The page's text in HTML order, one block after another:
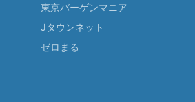
東京バーゲンマニア
Jタウンネット
ゼロまる